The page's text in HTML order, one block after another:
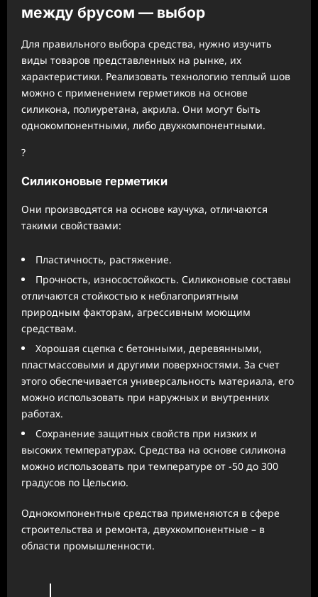
между брусом — выбор
Для правильного выбора средства, нужно изучить
виды товаров представленных на рынке, их
характеристики. Реализовать технологию теплый шов
можно с применением герметиков на основе
силикона, полиуретана, акрила. Они могут быть
однокомпонентными, либо двухкомпонентными.
?
Силиконовые герметики
Они производятся на основе каучука, отличаются
такими свойствами:
Пластичность, растяжение.
Прочность, износостойкость. Силиконовые составы
отличаются стойкостью к неблагоприятным
природным факторам, агрессивным моющим
средствам.
Хорошая сцепка с бетонными, деревянными,
пластмассовыми и другими поверхностями. За счет
этого обеспечивается универсальность материала, его
можно использовать при наружных и внутренних
работах.
Сохранение защитных свойств при низких и
высоких температурах. Средства на основе силикона
можно использовать при температуре от -50 до 300
градусов по Цельсию.
Однокомпонентные средства применяются в сфере
строительства и ремонта, двухкомпонентные – в
области промышленности.